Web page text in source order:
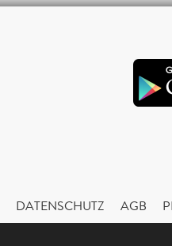
DATENSCHUTZ AGB